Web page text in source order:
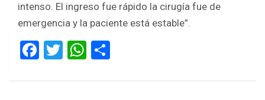
intenso. El ingreso fue rápido la cirugía fue de
emergencia y la paciente está estable”.
F
ce
T
tt
W
at ar